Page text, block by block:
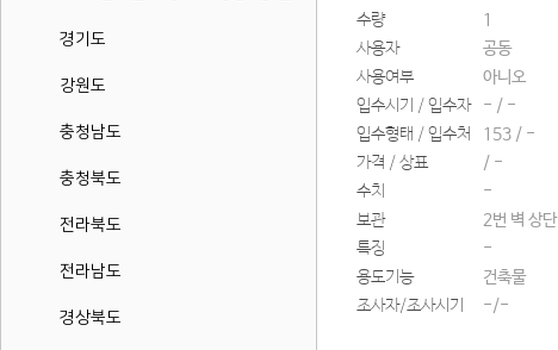
경기도
강원도
충청남도
충청북도
전라북도
전라남도
경상북도
수량
1
사용자
공동
사용여부
아니오
입수시기 / 입수자
- / -
입수형태 / 입수처
153 / -
가격 / 상표
/ -
수치
-
보관
2번 벽 상단
특징
-
용도기능
건축물
조사자/조사시기
-/-